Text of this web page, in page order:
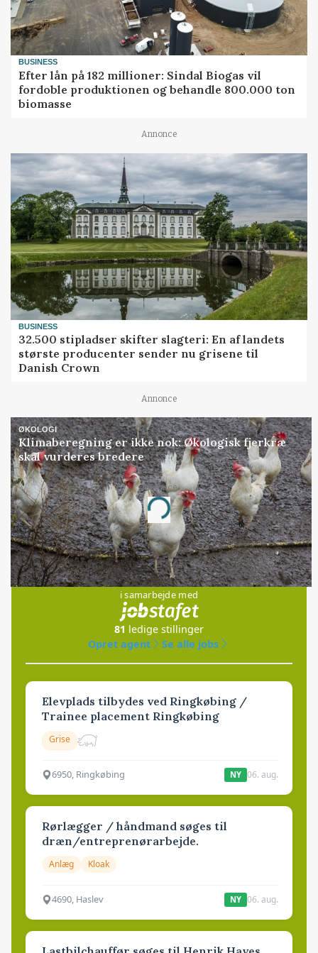
BUSINESS
Efter lån på 182 millioner: Sindal Biogas vil
fordoble produktionen og behandle 800.000 ton
biomasse
Annonce
BUSINESS
32.500 stipladser skifter slagteri: En af landets
største producenter sender nu grisene til
Danish Crown
Annonce
ØKOLOGI
Klimaberegning er ikke nok: Økologisk fjerkræ
skal vurderes bredere
Annonce
Loading...
Jobs
i samarbejde med
81 ledige stillinger
Opret agent
Se alle jobs
Elevplads tilbydes ved Ringkøbing /
Trainee placement Ringkøbing
Grise
6950, Ringkøbing NY 06. aug.
Rørlægger / håndmand søges til
dræn/entreprenørarbejde.
Anlæg Kloak
4690, Haslev NY 06. aug.